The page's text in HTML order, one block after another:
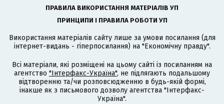
ПРАВИЛА ВИКОРИСТАННЯ МАТЕРІАЛІВ УП
ПРИНЦИПИ І ПРАВИЛА РОБОТИ УП
Використання матеріалів сайту лише за умови посилання (для
інтернет-видань - гіперпосилання) на "Економічну правду".
Всі матеріали, які розміщені на цьому сайті із посиланням на
агентство "Інтерфакс-Україна", не підлягають подальшому
відтворенню та/чи розповсюдженню в будь-якій формі,
інакше як з письмового дозволу агентства "Інтерфакс-
Україна".